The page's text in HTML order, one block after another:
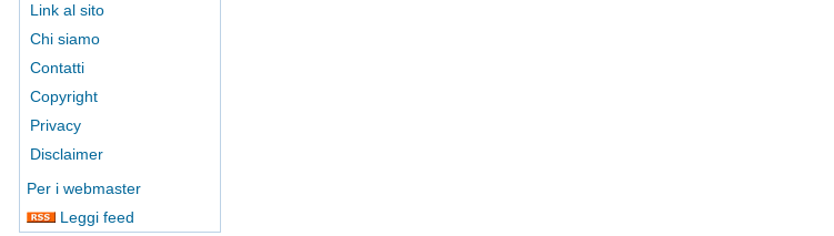
Link al sito
Chi siamo
Contatti
Copyright
Privacy
Disclaimer
Per i webmaster
Leggi feed